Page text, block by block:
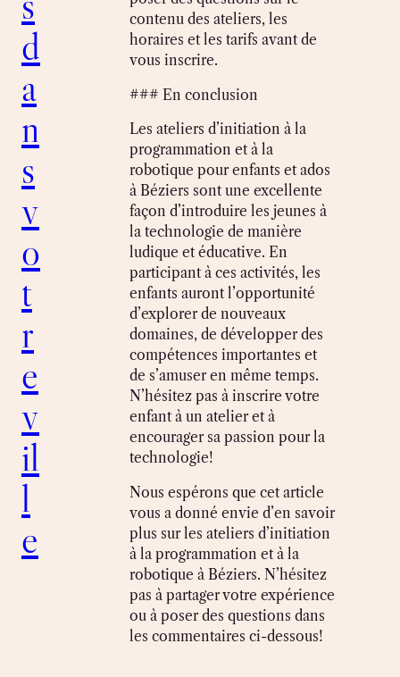
d
a
n
s
v
o
t
r
e
v
il
l
e
contenu des ateliers, les
horaires et les tarifs avant de
vous inscrire.
### En conclusion
Les ateliers d’initiation à la
programmation et à la
robotique pour enfants et ados
à Béziers sont une excellente
façon d’introduire les jeunes à
la technologie de manière
ludique et éducative. En
participant à ces activités, les
enfants auront l’opportunité
d’explorer de nouveaux
domaines, de développer des
compétences importantes et
de s’amuser en même temps.
N’hésitez pas à inscrire votre
enfant à un atelier et à
encourager sa passion pour la
technologie!
Nous espérons que cet article
vous a donné envie d’en savoir
plus sur les ateliers d’initiation
à la programmation et à la
robotique à Béziers. N’hésitez
pas à partager votre expérience
ou à poser des questions dans
les commentaires ci-dessous!